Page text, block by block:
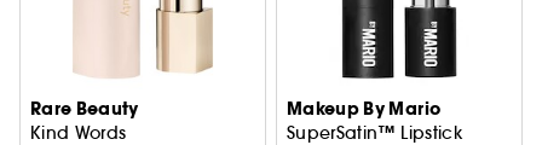
Rare Beauty
Kind Words
Makeup By Mario
SuperSatin™ Lipstick